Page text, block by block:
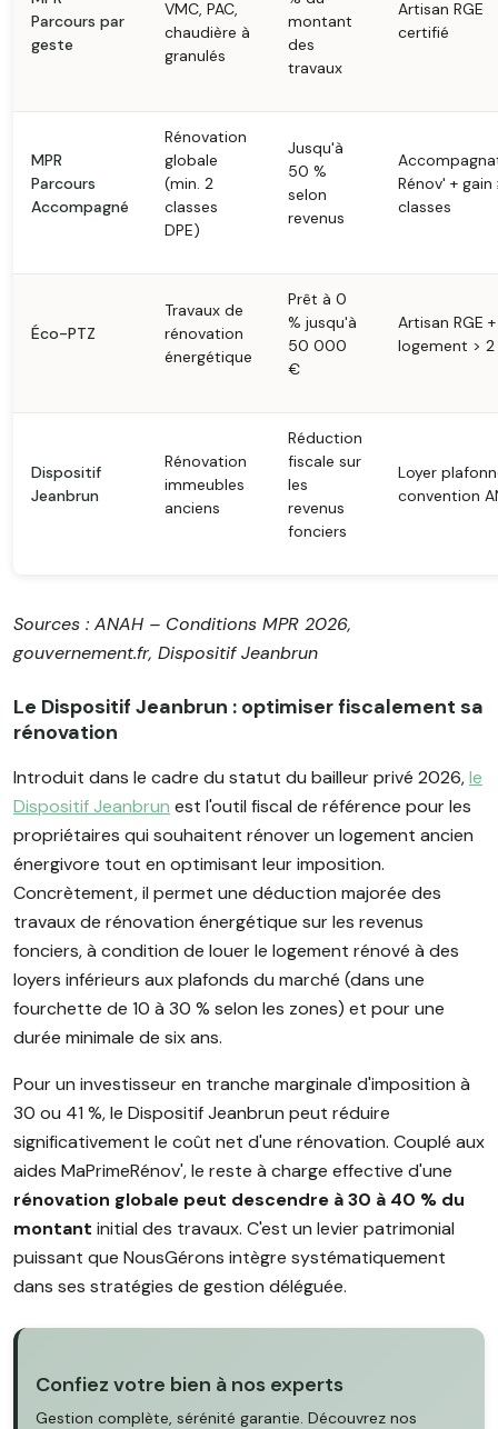
Parcours par
geste
VMC, PAC,
chaudière à
granulés
montant
des
travaux
Artisan RGE
certifié
MPR
Parcours
Accompagné
Rénovation
globale
(min. 2
classes
DPE)
Jusqu'à
50 %
selon
revenus
Rénov' + gain
classes
Éco-PTZ
Travaux de
rénovation
énergétique
Prêt à 0
% jusqu'à
50 000
€
Artisan RGE +
logement > 2
Dispositif
Jeanbrun
Rénovation
immeubles
anciens
Réduction
fiscale sur
les
revenus
fonciers
Loyer
convention
Sources : ANAH – Conditions MPR 2026,
gouvernement.fr, Dispositif Jeanbrun
Le Dispositif Jeanbrun : optimiser fiscalement sa
rénovation
Introduit dans le cadre du statut du bailleur privé 2026,le
Dispositif Jeanbrun est l'outil fiscal de référence pour les
propriétaires qui souhaitent rénover un logement ancien
énergivore tout en optimisant leur imposition.
Concrètement, il permet une déduction majorée des
travaux de rénovation énergétique sur les revenus
fonciers, à condition de louer le logement rénové à des
loyers inférieurs aux plafonds du marché (dans une
fourchette de 10 à 30 % selon les zones) et pour une
durée minimale de six ans.
Pour un investisseur en tranche marginale d'imposition à
30 ou 41 %, le Dispositif Jeanbrun peut réduire
significativement le coût net d'une rénovation. Couplé aux
aides MaPrimeRénov', le reste à charge effective d'une
rénovation globale peut descendre à 30 à 40 % du
montant initial des travaux. C'est un levier patrimonial
puissant que NousGérons intègre systématiquement
dans ses stratégies de gestion déléguée.
Confiez votre bien à nos experts
Gestion complète, sérénité garantie. Découvrez nos